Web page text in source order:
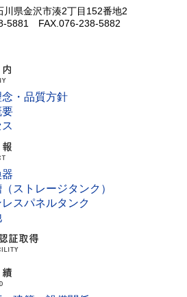
川県金沢市湊2丁目152番地2
5881 FAX.076-238-5882
・品質方針
要
ストレージタンク）
スパネルタンク